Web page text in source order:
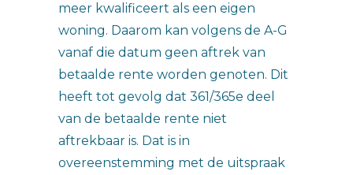
meer kwalificeert als een eigen
woning. Daarom kan volgens de A-G
vanaf die datum geen aftrek van
betaalde rente worden genoten. Dit
heeft tot gevolg dat 361/365e deel
van de betaalde rente niet
aftrekbaar is. Dat is in
overeenstemming met de uitspraak